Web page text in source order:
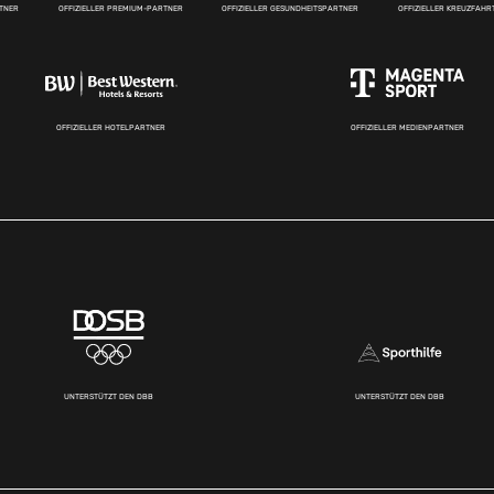
OFFIZIELLER PREMIUM-PARTNER OFFIZIELLER GESUNDHEITSPARTNER OFFIZIELLER
OFFIZIELLER HOTELPARTNER OFFIZIELLER MEDIENPARTNER
UNTERSTÜTZT DEN DBB UNTERSTÜTZT DEN DBB